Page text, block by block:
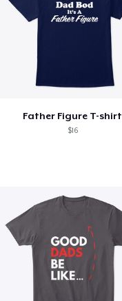
Father Figure T-shirt
$16